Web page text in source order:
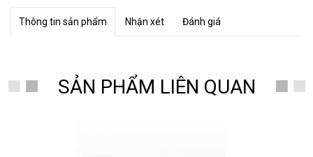
Thông tin sản phẩm Nhận xét Đánh giá
SẢN PHẨM LIÊN QUAN